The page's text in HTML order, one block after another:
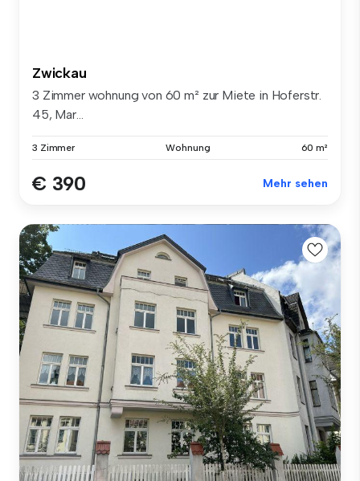
Zwickau
3 Zimmer wohnung von 60 m² zur Miete in Hoferstr.
45, Mar...
3 Zimmer Wohnung 60 m²
€ 390 Mehr sehen